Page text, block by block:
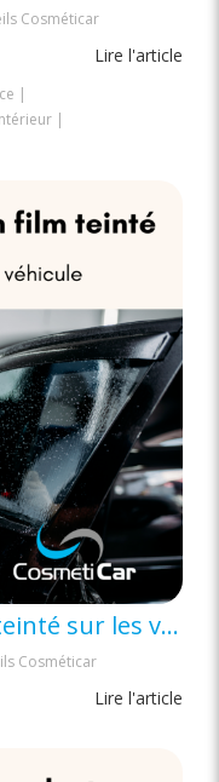
Cosméticar
Lire l'article
Comment poser un film teinté sur les vitres de son véhicule ?
Cosméticar
Lire l'article